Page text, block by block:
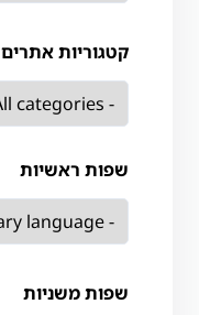
קטגוריות אתרים
שפות ראשיות
שפות משניות